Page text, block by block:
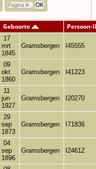
Geboorte Persoon-
17
mrt
1845
Gramsbergen I45555
09
okt
1860
Gramsbergen I41223
11
jun
1927
Gramsbergen I20270
29
sep
1873
Gramsbergen I71836
04
sep
1896
Gramsbergen I24612